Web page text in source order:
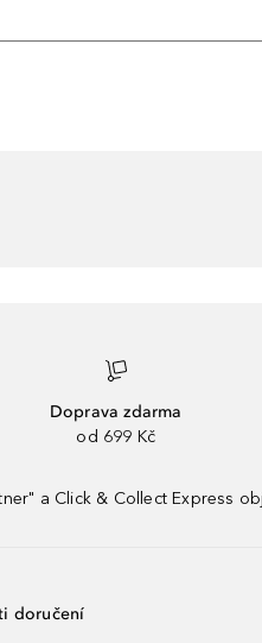
Doprava zdarma
od 699 Kč
a Click & Collect Express
doručení